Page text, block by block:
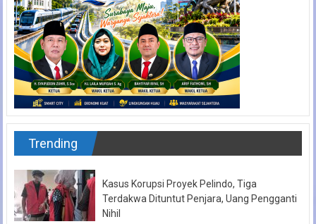
Trending
Kasus Korupsi Proyek Pelindo, Tiga
Terdakwa Dituntut Penjara, Uang Pengganti
Nihil